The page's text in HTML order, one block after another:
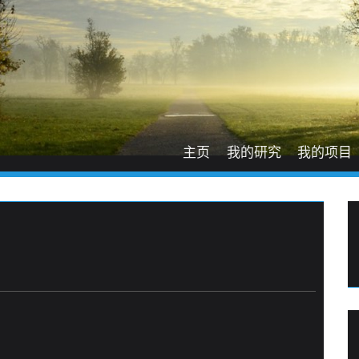
主页 我的研究 我的项目